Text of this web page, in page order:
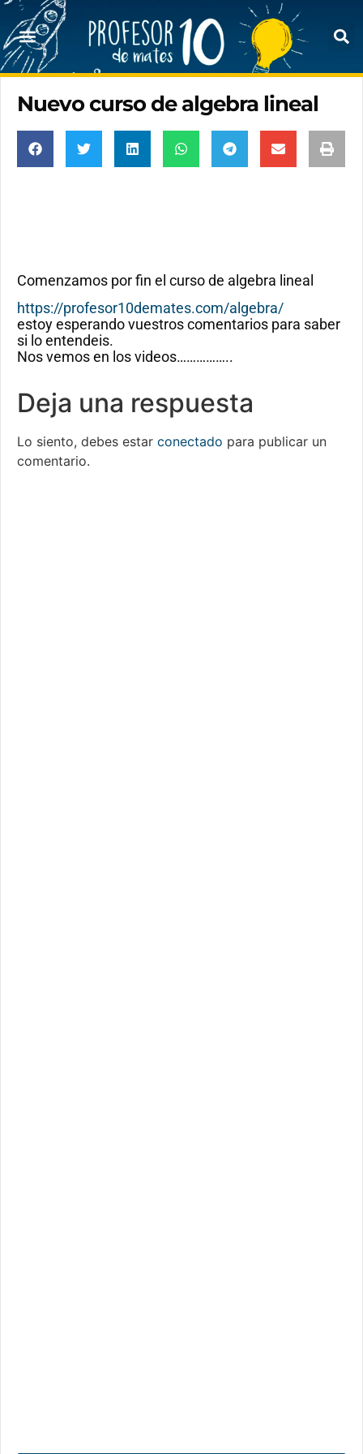
Nuevo curso de algebra lineal
Comenzamos por fin el curso de algebra lineal
https://profesor10demates.com/algebra/
estoy esperando vuestros comentarios para saber
si lo entendeis.
Nos vemos en los videos……………..
Deja una respuesta
Lo siento, debes estar conectado para publicar un
comentario.